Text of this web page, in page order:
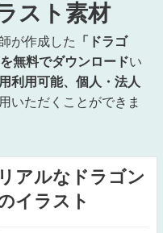
スト素材
が作成した
「ドラゴ
無料でダウンロードい
利用可能、個人・法人
いただくことができま
リアルなドラゴン
イラスト